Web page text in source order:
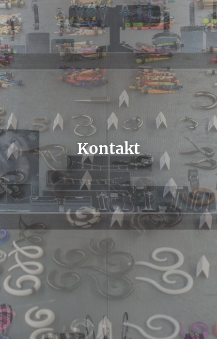
Kontakt